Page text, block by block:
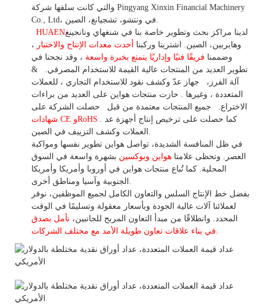
والتي كانت سلفها شركة Pingyang Xinxin Financial Machinery
HUAENلدينا مراكز بحث وتطوير خاصة بنا في شنغهاي ونانجينغ
وهايربين، الصين. اشترينا وركبنا أحدث معدات الإنتاج والاختبار ،
وضممنا فريقًا فنيًا وإداريًا يتمتع بخبرة واسعة ، وقد نجحنا في
تطوير
العديد من المنتجات عالية القيمة للاستخدام المصرفي.
&
آلة الفرز،
جهاز عدّ وكشف نقود للاستخدام التجاري ، للعملات
المتعددة ، وغيرها
. حازت منتجات هواين على العديد من براءات
الاختراع.
جميع المنتجات معتمدة من قبل
حصلت الشركة على
شهادات CE وRoHS
في ظل المنافسة الشديدة، تواصل هواين تطوير نفسها ومواكبة
العصر. وتحظى علامتا هواين وبوكسين بشهرة واسعة في السوق
المحلية. كما تُباع منتجات هواين في أوروبا وأمريكا وأمريكا
بفضل خط الإنتاج السلس والتعاون الكامل لجميع الموظفين، نوفر
لعملائنا آلات عالية الجودة وبأسعار معقولة وتسليمًا في الوقت
المحدد. وانطلاقًا من مبدأ التعاون المربح للجانبين، نأمل بصدق
في بناء علاقات تعاون طويلة